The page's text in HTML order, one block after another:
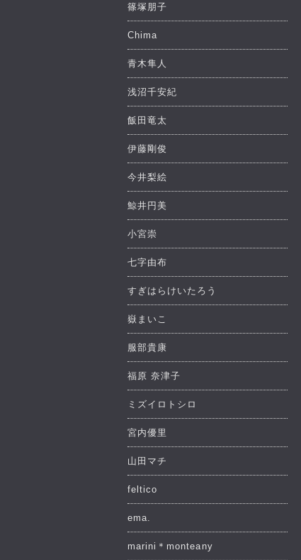
篠塚朋子
Chima
青木隼人
浅沼千安紀
飯田竜太
伊藤剛俊
今井梨絵
鯨井円美
小宮崇
七字由布
すぎはらけいたろう
嶽まいこ
服部貴康
福原 奈津子
ミズイロトシロ
宮内優里
山田マチ
feltico
ema.
marini＊monteany